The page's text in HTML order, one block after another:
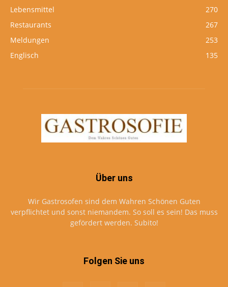
Lebensmittel
270
Restaurants
267
Meldungen
253
Englisch
135
Über uns
Wir Gastrosofen sind dem Wahren Schönen Guten
verpflichtet und sonst niemandem. So soll es sein! Das muss
gefördert werden. Subito!
Folgen Sie uns